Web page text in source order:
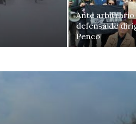
Ante arbitrario
defensa de
Penco